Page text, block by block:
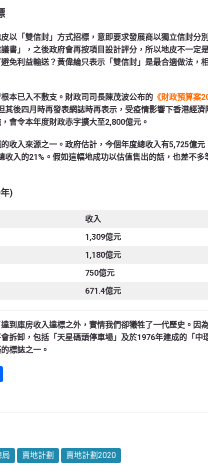
以「雙信封」方式招標，意即要求發展商以獨立信封分
書」，之後政府會再按項目設計評分，所以地皮不一定
免利益輸送？黃偉綸只表示「雙信封」是最合適做法，
本已入不敷支。財政司司長陳茂波公布的 《財政預算案
其後四月時再發表網誌時再表示，受疫情影響下香港經濟
會令本年度財政赤字擴大至2,800億元。
收入來源之一。政府估計，今個年度總收入有5,725億元
收入的21%。假如這幅地成功以估值售出的話，也差不多
年)
收入
1,309億元
1,180億元
750億元
671.4億元
到庫房收入達標之外，實情我們卻犧牲了一代歷史。因
拆卸，包括「天星碼頭停車場」及於1976年建成的「中
標誌之一。
局 賣地計劃 賣地計劃2020